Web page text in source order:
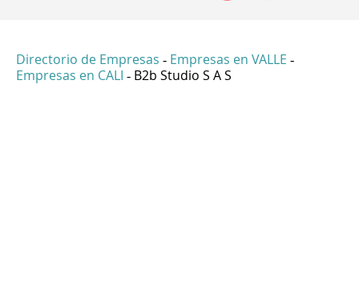
Directorio de Empresas - Empresas en VALLE -
Empresas en CALI - B2b Studio S A S